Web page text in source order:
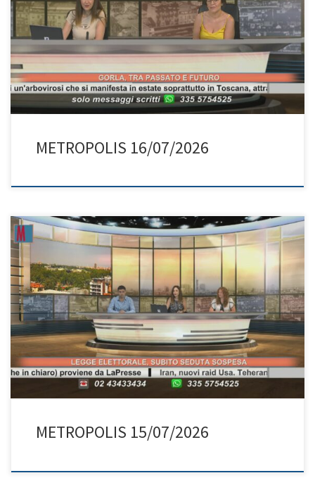
METROPOLIS 16/07/2026
METROPOLIS 15/07/2026